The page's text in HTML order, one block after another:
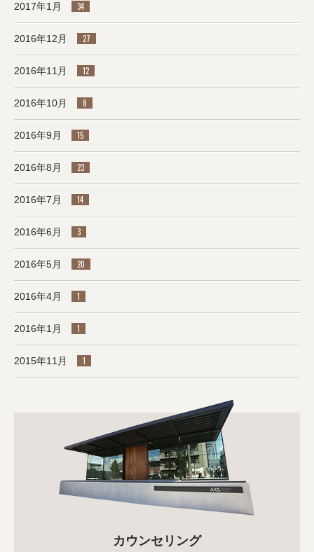
2017年1月 34
2016年12月 27
2016年11月 12
2016年10月 8
2016年9月 15
2016年8月 23
2016年7月 14
2016年6月 3
2016年5月 20
2016年4月 1
2016年1月 1
2015年11月 1
カウンセリング